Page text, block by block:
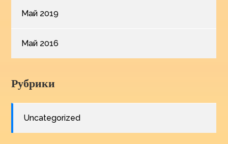
Май 2019
Май 2016
Рубрики
Uncategorized